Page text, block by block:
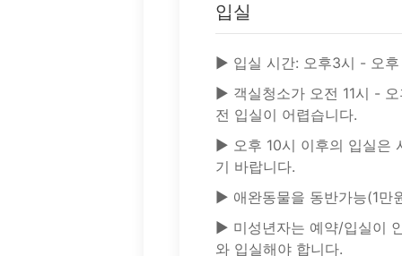
입실
▶ 입실 시간: 오후3시 - 오후
▶ 객실청소가 오전 11시 -
전 입실이 어렵습니다.
▶ 오후 10시 이후의 입실은
기 바랍니다.
▶ 애완동물을 동반가능(1만
▶ 미성년자는 예약/입실이
와 입실해야 합니다.